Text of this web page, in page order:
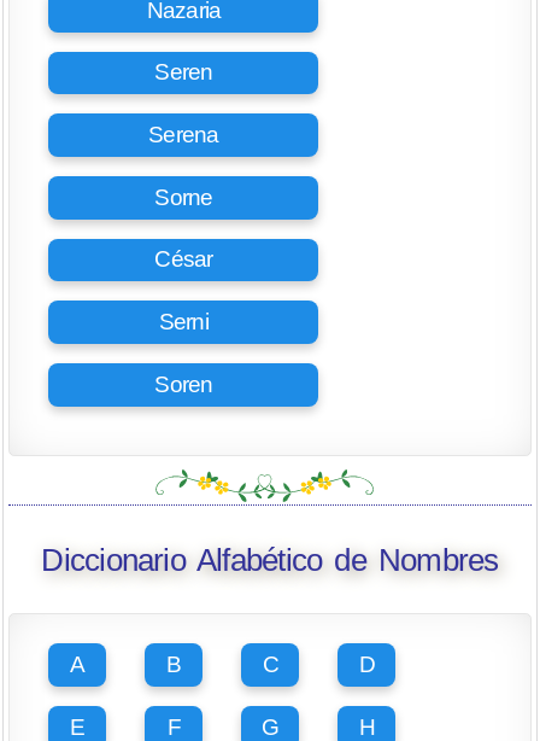
Nazaria
Seren
Serena
Sorne
César
Serni
Soren
Diccionario Alfabético de Nombres
A B C D
E F G H